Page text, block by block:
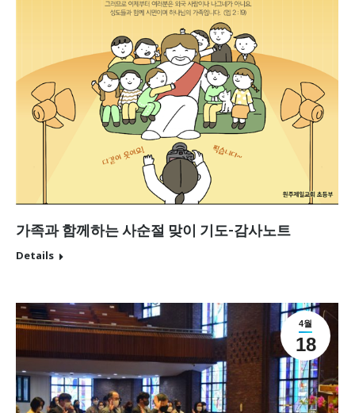
가족과 함께하는 사순절 맞이 기도-감사노트
Details
4월
18